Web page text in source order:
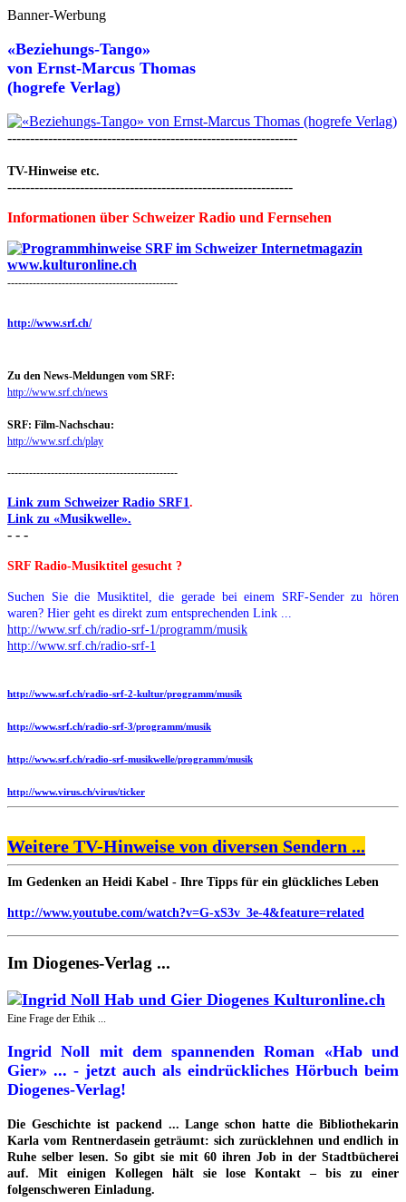
Banner-Werbung
«Beziehungs-Tango»
von Ernst-Marcus Thomas
(hogrefe Verlag)
----------------------------------------------------------------
TV-Hinweise etc.
---------------------------------------------------------------
Informationen über Schweizer Radio und Fernsehen
-----------------------------------------------
http://www.srf.ch/
Zu den News-Meldungen vom SRF:
http://www.srf.ch/news
SRF: Film-Nachschau:
http://www.srf.ch/play
-----------------------------------------------
Link zum Schweizer Radio SRF1.
Link zu «Musikwelle».
- - -
SRF Radio-Musiktitel gesucht ?
Suchen Sie die Musiktitel, die gerade bei einem SRF-Sender zu hören
waren? Hier geht es direkt zum entsprechenden Link ...
http://www.srf.ch/radio-srf-1/programm/musik
http://www.srf.ch/radio-srf-1
http://www.srf.ch/radio-srf-2-kultur/programm/musik
http://www.srf.ch/radio-srf-3/programm/musik
http://www.srf.ch/radio-srf-musikwelle/programm/musik
http://www.virus.ch/virus/ticker
Weitere TV-Hinweise von diversen Sendern ...
Im Gedenken an Heidi Kabel - Ihre Tipps für ein glückliches Leben
http://www.youtube.com/watch?v=G-xS3v_3e-4&feature=related
Im Diogenes-Verlag ...
Eine Frage der Ethik ...
Ingrid Noll mit dem spannenden Roman «Hab und
Gier» ... - jetzt auch als eindrückliches Hörbuch beim
Diogenes-Verlag!
Die Geschichte ist packend ... Lange schon hatte die Bibliothekarin
Karla vom Rentnerdasein geträumt: sich zurücklehnen und endlich in
Ruhe selber lesen. So gibt sie mit 60 ihren Job in der Stadtbücherei
auf. Mit einigen Kollegen hält sie lose Kontakt – bis zu einer
folgenschweren Einladung.